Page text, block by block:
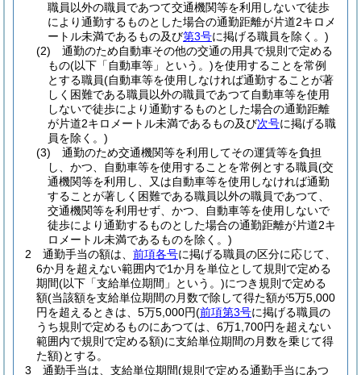
職員以外の職員であつて交通機関等を利用しないで徒歩
により通勤するものとした場合の通勤距離が片道2キロメ
ートル未満であるもの及び第3号に掲げる職員を除く。)
(2)
通勤のため自動車その他の交通の用具で規則で定める
もの(以下「自動車等」という。)を使用することを常例
とする職員(自動車等を使用しなければ通勤することが著
しく困難である職員以外の職員であつて自動車等を使用
しないで徒歩により通勤するものとした場合の通勤距離
が片道2キロメートル未満であるもの及び次号に掲げる職
員を除く。)
(3)
通勤のため交通機関等を利用してその運賃等を負担
し、かつ、自動車等を使用することを常例とする職員(交
通機関等を利用し、又は自動車等を使用しなければ通勤
することが著しく困難である職員以外の職員であつて、
交通機関等を利用せず、かつ、自動車等を使用しないで
徒歩により通勤するものとした場合の通勤距離が片道2キ
ロメートル未満であるものを除く。)
2
通勤手当の額は、 前項各号に掲げる職員の区分に応じて、
6か月を超えない範囲内で1か月を単位として規則で定める
期間(以下「支給単位期間」という。)につき規則で定める
額(当該額を支給単位期間の月数で除して得た額が5万5,000
円を超えるときは、5万5,000円(前項第3号に掲げる職員の
うち規則で定めるものにあつては、6万1,700円を超えない
範囲内で規則で定める額)に支給単位期間の月数を乗じて得
た額)とする。
3
通勤手当は、支給単位期間(規則で定める通勤手当にあつ